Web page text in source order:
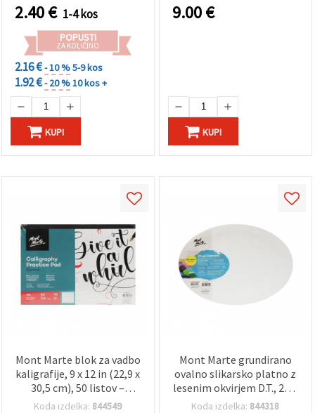
2.40€ 1-4 kos
POPUSTI
ZA KOLIČINO
2.16 €- 10 %5-9 kos
1.92 €- 20 %10 kos +
KUPI
9.00€
KUPI
Mont Marte blok za vadbo
kaligrafije, 9 x 12 in (22,9 x
30,5 cm), 50 listov –
vrhunski papir za
Koda izdelka: 844549
Mont Marte grundirano
ovalno slikarsko platno z
lesenim okvirjem D.T., 25,4
x 35,6 cm
Koda izdelka: 844318